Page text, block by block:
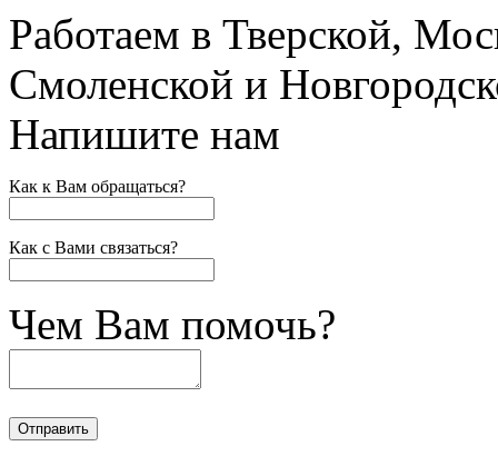
Работаем в Тверской,
Смоленской и
Напишите нам
Как к Вам обращаться?
Как с Вами связаться?
Чем Вам помочь?